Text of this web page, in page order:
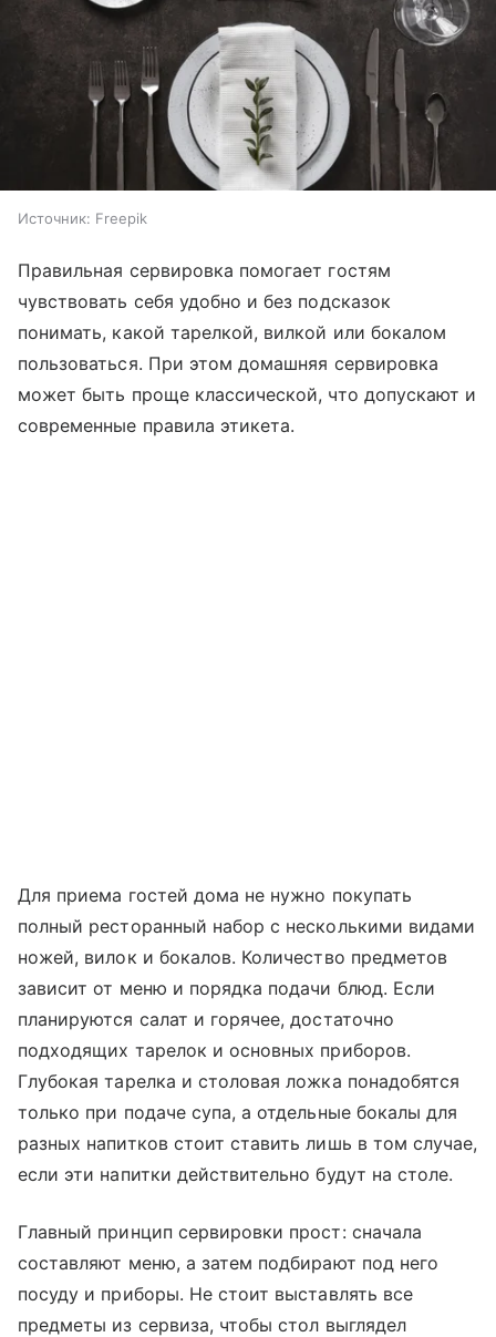
Источник: Freepik
Правильная сервировка помогает гостям
чувствовать себя удобно и без подсказок
понимать, какой тарелкой, вилкой или бокалом
пользоваться. При этом домашняя сервировка
может быть проще классической, что допускают и
современные правила этикета.
Для приема гостей дома не нужно покупать
полный ресторанный набор с несколькими видами
ножей, вилок и бокалов. Количество предметов
зависит от меню и порядка подачи блюд. Если
планируются салат и горячее, достаточно
подходящих тарелок и основных приборов.
Глубокая тарелка и столовая ложка понадобятся
только при подаче супа, а отдельные бокалы для
разных напитков стоит ставить лишь в том случае,
если эти напитки действительно будут на столе.
Главный принцип сервировки прост: сначала
составляют меню, а затем подбирают под него
посуду и приборы. Не стоит выставлять все
предметы из сервиза, чтобы стол выглядел